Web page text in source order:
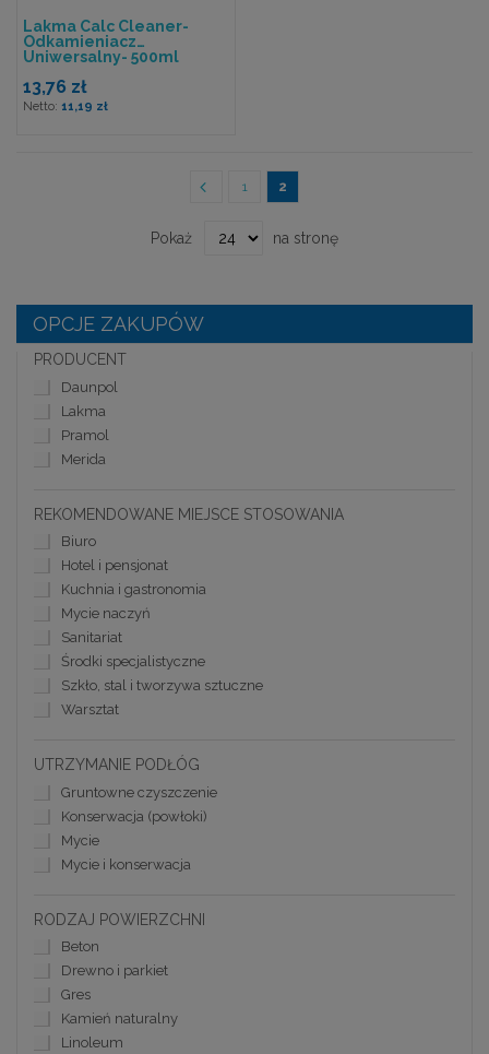
Lakma Calc Cleaner-
Odkamieniacz
Uniwersalny- 500ml
13,76 zł
11,19 zł
Strona
Poprzedni
Strona
1 Aktualnie czytasz stronę
2
Pokaż na stronę
OPCJE ZAKUPÓW
PRODUCENT
Daunpol
Lakma
Pramol
Merida
REKOMENDOWANE MIEJSCE STOSOWANIA
Biuro
Hotel i pensjonat
Kuchnia i gastronomia
Mycie naczyń
Sanitariat
Środki specjalistyczne
Szkło, stal i tworzywa sztuczne
Warsztat
UTRZYMANIE PODŁÓG
Gruntowne czyszczenie
Konserwacja (powłoki)
Mycie
Mycie i konserwacja
RODZAJ POWIERZCHNI
Beton
Drewno i parkiet
Gres
Kamień naturalny
Linoleum